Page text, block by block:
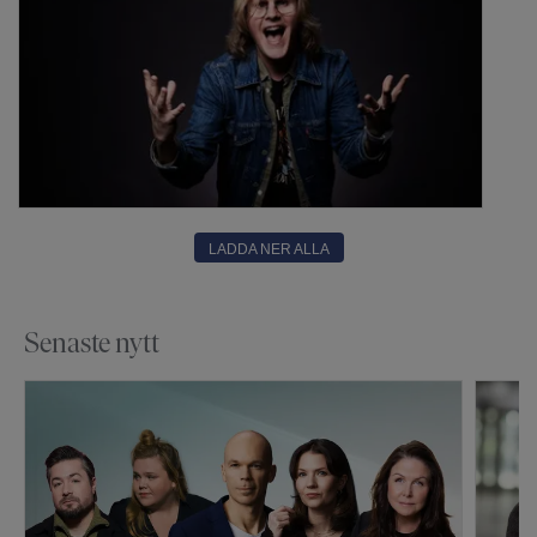
LADDA NER ALLA
Senaste nytt